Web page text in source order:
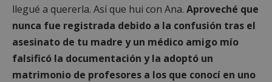
llegué a quererla. Así que hui con Ana. Aproveché que
nunca fue registrada debido a la confusión tras el
asesinato de tu madre y un médico amigo mío
falsificó la documentación y la adoptó un
matrimonio de profesores a los que conocí en uno
Nombre
Proveedor
Dominio
PHPSESSID
PHP.net
alcorconhoy.com